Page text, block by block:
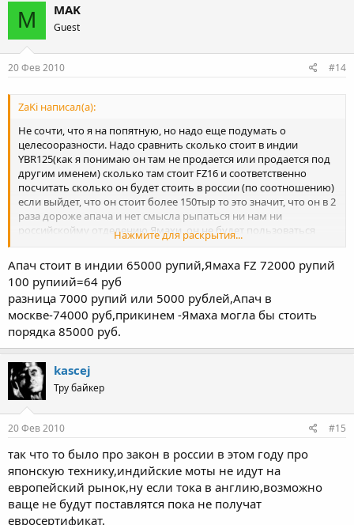
M MAK
Guest
20 Фев 2010 #14
ZaKi написал(а):
Не сочти, что я на попятную, но надо еще подумать о
целесооразности. Надо сравнить сколько стоит в индии
YBR125(как я понимаю он там не продается или продается под
другим именем) сколько там стоит FZ16 и соответственно
посчитать сколько он будет стоить в россии (по соотношению)
если выйдет, что он стоит более 150тыр то это значит, что он в 2
раза дороже апача и нет смысла рыпаться ни нам ни
российскойму отделению Ямахи, он не будет пользоваться
спросом по цене, если такой же апач стоит в 2! раза меньше.
Проблема: я не могу найти цену индийского ЮБРа что бы
сравнить
Нажмите для раскрытия...
Апач стоит в индии 65000 рупий,Ямаха FZ 72000 рупий
100 рупиий=64 руб
разница 7000 рупий или 5000 рублей,Апач в
москве-74000 руб,прикинем -Ямаха могла бы стоить
порядка 85000 руб.
kascej
Тру байкер
20 Фев 2010 #15
так что то было про закон в россии в этом году про
японскую технику,индийские моты не идут на
европейский рынок,ну если тока в англию,возможно
ваще не будут поставлятся пока не получат
евросертификат.